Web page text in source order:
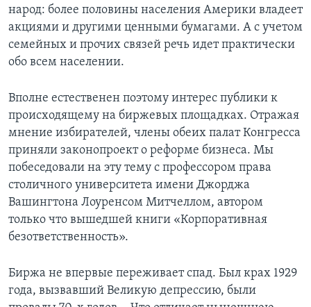
НЬЮ-ЙОРК NEW YORK
АМЕРИКА. БОЛЬШОЕ ПУТЕШЕСТВИЕ
ТЕСТЫ
ВИДЕО
ПОДПИСКА НА НОВОСТИ
СОЦИАЛЬНЫЕ СЕТИ
народ: более половины населения Америки владеет
акциями и другими ценными бумагами. А с учетом
семейных и прочих связей речь идет практически
обо всем населении.
Вполне естественен поэтому интерес публики к
происходящему на биржевых площадках. Отражая
мнение избирателей, члены обеих палат Конгресса
приняли законопроект о реформе бизнеса. Мы
побеседовали на эту тему с профессором права
столичного университета имени Джорджа
Вашингтона Лоуренсом Митчеллом, автором
только что вышедшей книги «Корпоративная
безответственность».
Биржа не впервые переживает спад. Был крах 1929
года, вызвавший Великую депрессию, были